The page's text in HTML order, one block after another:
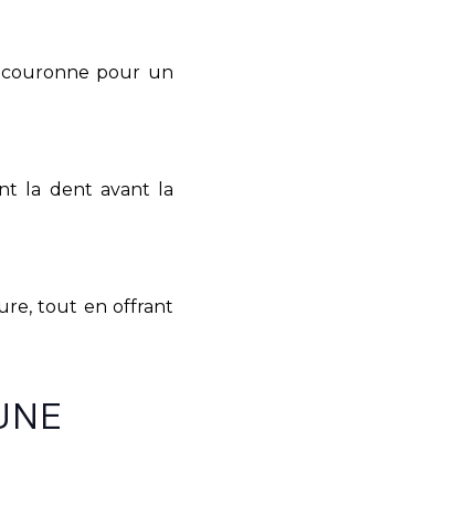
pour un
la dent avant la
tout en offrant